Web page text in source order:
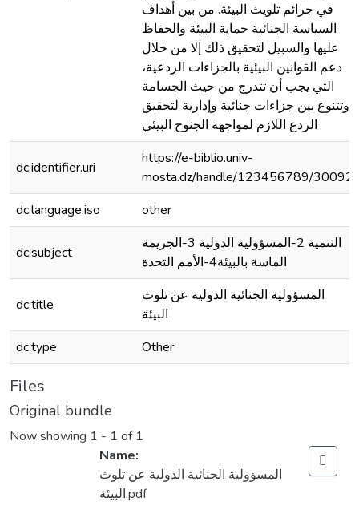
في جرائم تلويث البيئة. من بين أهداف
السياسة الجنائية حماية البيئة والحفاظ
عليها والسبيل لتحقيق ذلك إلا من خلال
دعم القوانين البيئية بالجزاءات الردعية،
التي يجب أن تتدرج من حيث الجسامة
وتتنوع بين جزاءات جنائية وإدارية لتحقيق
الردع اللازم لمواجهة الجنوح البيئي
dc.identifier.uri
https://e-biblio.univ-
mosta.dz/handle/123456789/30092
dc.language.iso
other
dc.subject
التنمية 2-المسؤولية الدولية 3-الجريمة
الماسة بالبيئة4-الأمم التحدة
dc.title
المسؤولية الجنائية الدولية عن تلوث
البيئة
dc.type
Other
Files
Original bundle
Now showing 1 - 1 of 1
Name:
المسؤولية الجنائية الدولية عن تلوث
البيئة.pdf